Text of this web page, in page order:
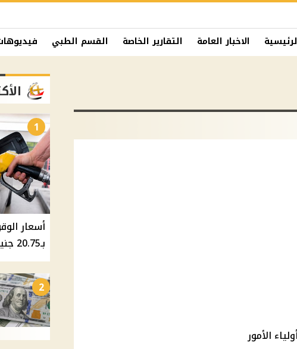
الاخبار العامة التقارير الخاصة القسم الطبي
الأمور
1
بـ20.75 جنيه والسولار بـ20.50 جنيه
2